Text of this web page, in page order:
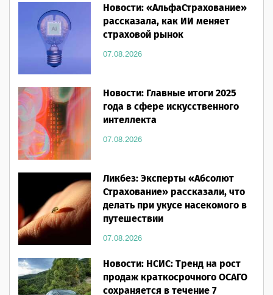
Новости: «АльфаСтрахование»
рассказала, как ИИ меняет
страховой рынок
07.08.2026
Новости: Главные итоги 2025
года в сфере искусственного
интеллекта
07.08.2026
Ликбез: Эксперты «Абсолют
Страхование» рассказали, что
делать при укусе насекомого в
путешествии
07.08.2026
Новости: НСИС: Тренд на рост
продаж краткосрочного ОСАГО
сохраняется в течение 7